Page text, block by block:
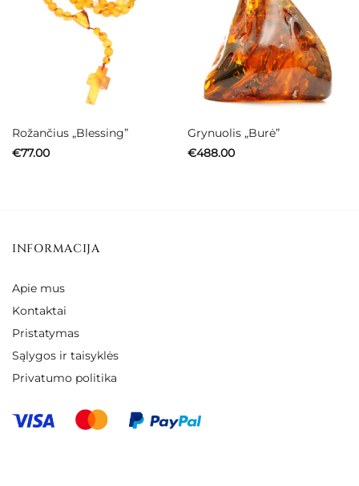
Rožančius „Blessing”
€77.00
Grynuolis „Burė”
€488.00
INFORMACIJA
Apie mus
Kontaktai
Pristatymas
Sąlygos ir taisyklės
Privatumo politika